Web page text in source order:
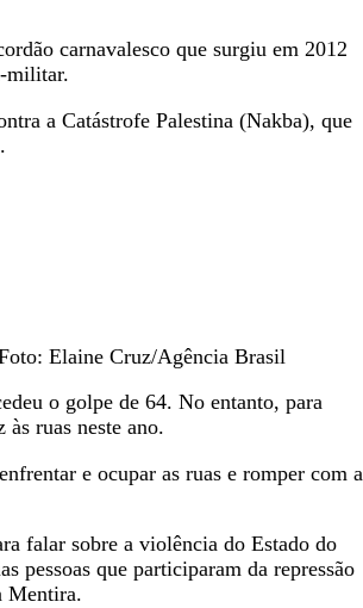
carnavalesco que surgiu em 2012
militar.
a Catástrofe Palestina (Nakba), que
Elaine Cruz/Agência Brasil
o golpe de 64. No entanto, para
ruas neste ano.
e ocupar as ruas e romper com a
falar sobre a violência do Estado do
pessoas que participaram da repressão
Mentira.